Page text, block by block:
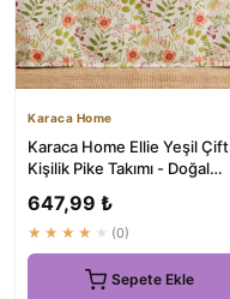
Karaca Home
Karaca Home Ellie Yeşil Çift
Kişilik Pike Takımı - Doğal
647,99 ₺
★★★★★ (0)
Sepete Ekle